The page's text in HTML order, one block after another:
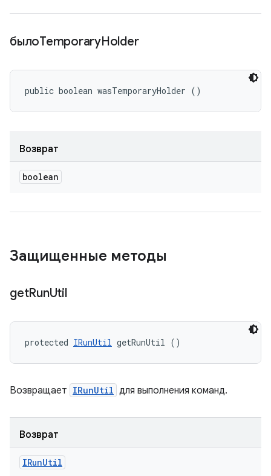
былоTemporaryHolder
public boolean wasTemporaryHolder ()
Возврат
boolean
Защищенные методы
getRunUtil
protected IRunUtil getRunUtil ()
Возвращает IRunUtil для выполнения команд.
Возврат
IRunUtil